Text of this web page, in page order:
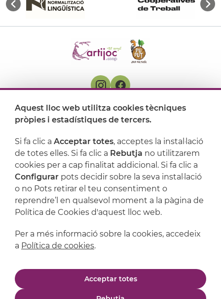
On ens trobem
Suport
Política de privacitat
Aquest lloc web utilitza cookies tècniques
pròpies i estadístiques de tercers.
Si fa clic a Acceptar totes, acceptes la instal·lació
de totes elles. Si fa clic a Rebutja no utilitzarem
cookies per a cap finalitat addicional. Si fa clic a
Configurar pots decidir sobre la seva instal·lació
o no Pots retirar el teu consentiment o
reprendre’l en qualsevol moment a la pàgina de
Política de Cookies d'aquest lloc web.
Per a més informació sobre la cookies, accedeix
a Política de cookies.
Acceptar totes